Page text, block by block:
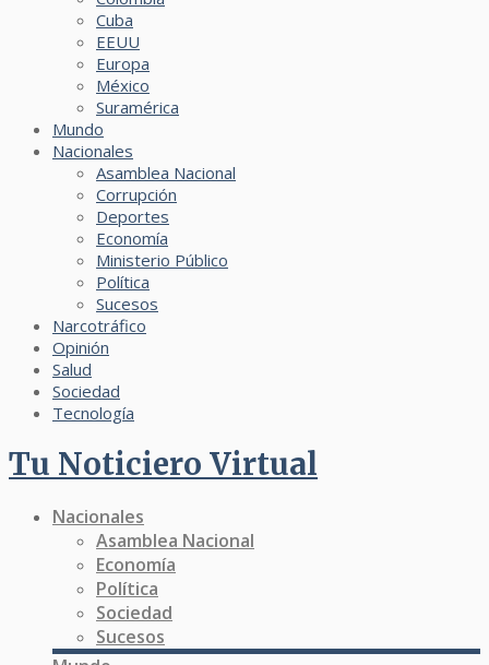
Cuba
EEUU
Europa
México
Suramérica
Mundo
Nacionales
Asamblea Nacional
Corrupción
Deportes
Economía
Ministerio Público
Política
Sucesos
Narcotráfico
Opinión
Salud
Sociedad
Tecnología
Tu Noticiero Virtual
Nacionales
Asamblea Nacional
Economía
Política
Sociedad
Sucesos